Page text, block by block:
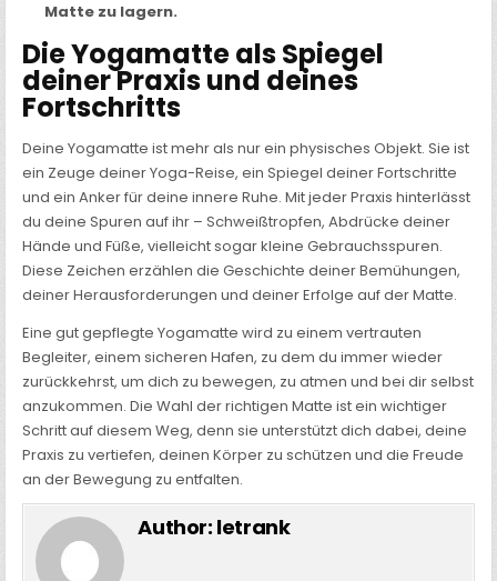
Matte zu lagern.
Die Yogamatte als Spiegel
deiner Praxis und deines
Fortschritts
Deine Yogamatte ist mehr als nur ein physisches Objekt. Sie ist
ein Zeuge deiner Yoga-Reise, ein Spiegel deiner Fortschritte
und ein Anker für deine innere Ruhe. Mit jeder Praxis hinterlässt
du deine Spuren auf ihr – Schweißtropfen, Abdrücke deiner
Hände und Füße, vielleicht sogar kleine Gebrauchsspuren.
Diese Zeichen erzählen die Geschichte deiner Bemühungen,
deiner Herausforderungen und deiner Erfolge auf der Matte.
Eine gut gepflegte Yogamatte wird zu einem vertrauten
Begleiter, einem sicheren Hafen, zu dem du immer wieder
zurückkehrst, um dich zu bewegen, zu atmen und bei dir selbst
anzukommen. Die Wahl der richtigen Matte ist ein wichtiger
Schritt auf diesem Weg, denn sie unterstützt dich dabei, deine
Praxis zu vertiefen, deinen Körper zu schützen und die Freude
an der Bewegung zu entfalten.
Author: letrank